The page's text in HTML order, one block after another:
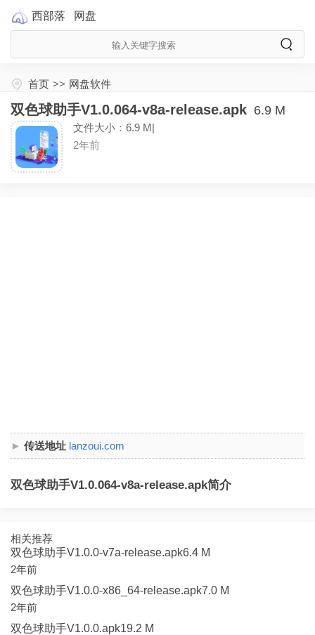
西部落 网盘
首页 >> 网盘软件
双色球助手V1.0.064-v8a-release.apk 6.9 M
文件大小：6.9 M|
2年前
传送地址 lanzoui.com
双色球助手V1.0.064-v8a-release.apk简介
相关推荐
双色球助手V1.0.0-v7a-release.apk6.4 M
2年前
双色球助手V1.0.0-x86_64-release.apk7.0 M
2年前
双色球助手V1.0.0.apk19.2 M